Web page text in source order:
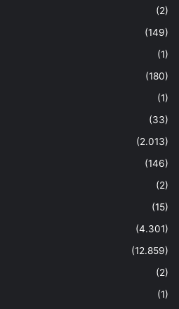
(2)
(149)
(1)
(180)
(1)
(33)
(2.013)
(146)
(2)
(15)
(4.301)
(12.859)
(2)
(1)